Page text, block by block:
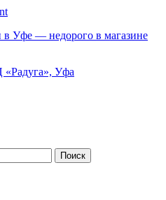
Уфе — недорого в магазине
«Радуга», Уфа